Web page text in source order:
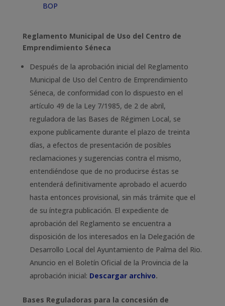
BOP
Reglamento Municipal de Uso del Centro de
Emprendimiento Séneca
Después de la aprobación inicial del Reglamento
Municipal de Uso del Centro de Emprendimiento
Séneca, de conformidad con lo dispuesto en el
artículo 49 de la Ley 7/1985, de 2 de abril,
reguladora de las Bases de Régimen Local, se
expone publicamente durante el plazo de treinta
días, a efectos de presentación de posibles
reclamaciones y sugerencias contra el mismo,
entendiéndose que de no producirse éstas se
entenderá definitivamente aprobado el acuerdo
hasta entonces provisional, sin más trámite que el
de su íntegra publicación. El expediente de
aprobación del Reglamento se encuentra a
disposición de los interesados en la Delegación de
Desarrollo Local del Ayuntamiento de Palma del Rio.
Anuncio en el Boletín Oficial de la Provincia de la
aprobación inicial: Descargar archivo.
Bases Reguladoras para la concesión de